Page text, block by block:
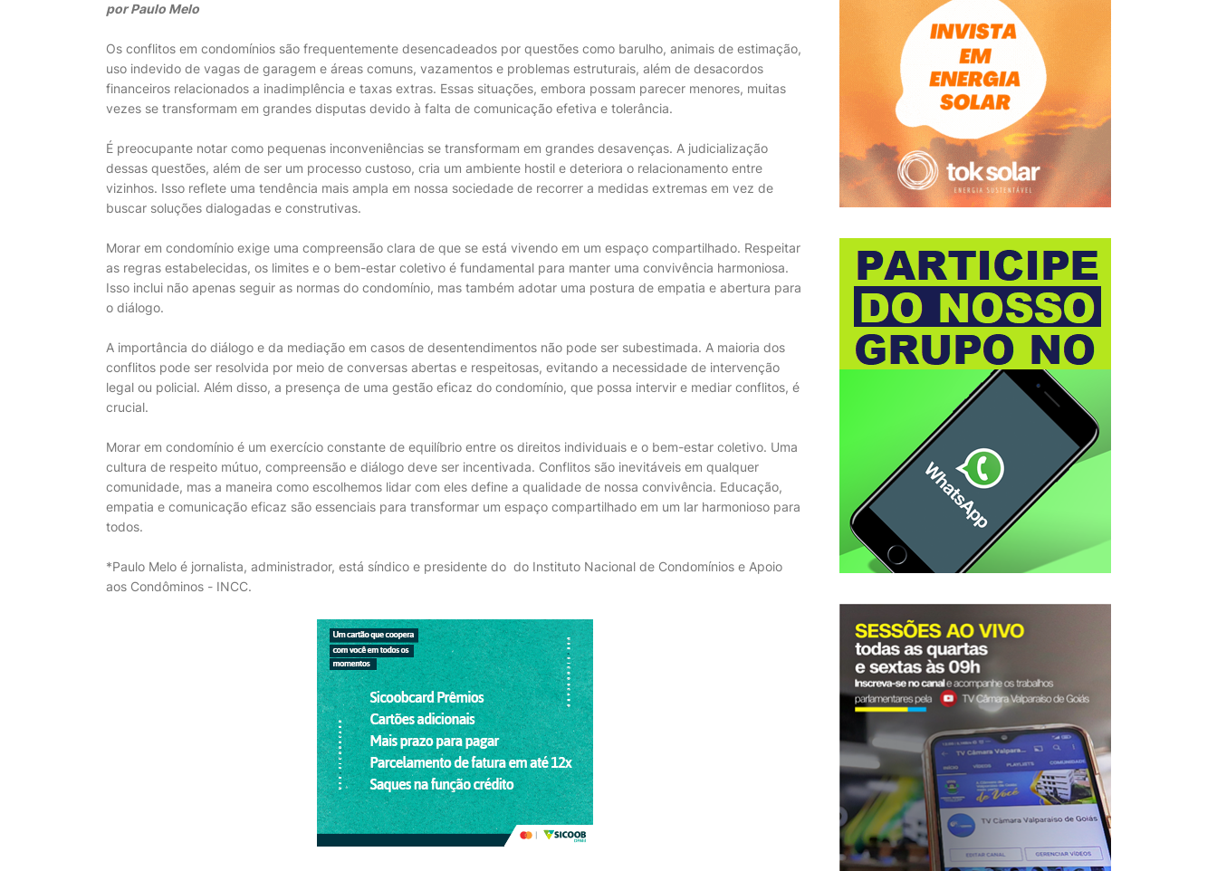
por Paulo Melo
Os conflitos em condomínios são frequentemente desencadeados por questões como barulho, animais de estimação,
uso indevido de vagas de garagem e áreas comuns, vazamentos e problemas estruturais, além de desacordos
financeiros relacionados a inadimplência e taxas extras. Essas situações, embora possam parecer menores, muitas
vezes se transformam em grandes disputas devido à falta de comunicação efetiva e tolerância.
É preocupante notar como pequenas inconveniências se transformam em grandes desavenças. A judicialização
dessas questões, além de ser um processo custoso, cria um ambiente hostil e deteriora o relacionamento entre
vizinhos. Isso reflete uma tendência mais ampla em nossa sociedade de recorrer a medidas extremas em vez de
buscar soluções dialogadas e construtivas.
Morar em condomínio exige uma compreensão clara de que se está vivendo em um espaço compartilhado. Respeitar
as regras estabelecidas, os limites e o bem-estar coletivo é fundamental para manter uma convivência harmoniosa.
Isso inclui não apenas seguir as normas do condomínio, mas também adotar uma postura de empatia e abertura para
o diálogo.
A importância do diálogo e da mediação em casos de desentendimentos não pode ser subestimada. A maioria dos
conflitos pode ser resolvida por meio de conversas abertas e respeitosas, evitando a necessidade de intervenção
legal ou policial. Além disso, a presença de uma gestão eficaz do condomínio, que possa intervir e mediar conflitos, é
crucial.
Morar em condomínio é um exercício constante de equilíbrio entre os direitos individuais e o bem-estar coletivo. Uma
cultura de respeito mútuo, compreensão e diálogo deve ser incentivada. Conflitos são inevitáveis em qualquer
comunidade, mas a maneira como escolhemos lidar com eles define a qualidade de nossa convivência. Educação,
empatia e comunicação eficaz são essenciais para transformar um espaço compartilhado em um lar harmonioso para
todos.
*Paulo Melo é jornalista, administrador, está síndico e presidente do do Instituto Nacional de Condomínios e Apoio
aos Condôminos - INCC.